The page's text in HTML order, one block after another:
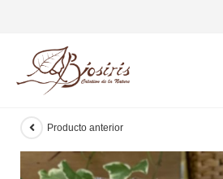
Producto anterior